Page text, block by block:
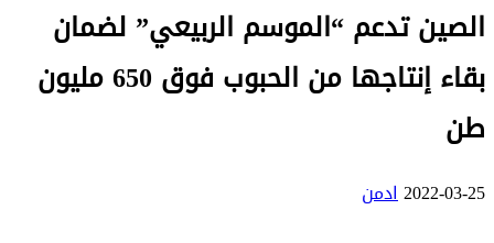
الصين تدعم “الموسم الربيعي” لضمان
بقاء إنتاجها من الحبوب فوق 650 مليون
طن
2022-03-25ادمن